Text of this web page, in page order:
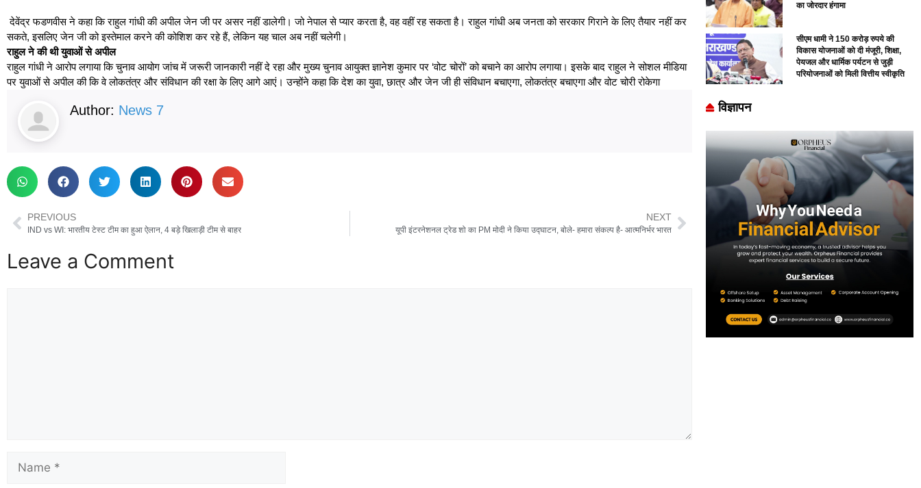
देवेंद्र फडणवीस ने कहा कि राहुल गांधी की अपील जेन जी पर असर नहीं डालेगी। जो नेपाल से प्यार करता है, वह वहीं रह सकता है। राहुल गांधी अब जनता को सरकार गिराने के लिए तैयार नहीं कर
सकते, इसलिए जेन जी को इस्तेमाल करने की कोशिश कर रहे हैं, लेकिन यह चाल अब नहीं चलेगी।
राहुल ने की थी युवाओं से अपील
राहुल गांधी ने आरोप लगाया कि चुनाव आयोग जांच में जरूरी जानकारी नहीं दे रहा और मुख्य चुनाव आयुक्त ज्ञानेश कुमार पर ‘वोट चोरों’ को बचाने का आरोप लगाया। इसके बाद राहुल ने सोशल मीडिया
पर युवाओं से अपील की कि वे लोकतंत्र और संविधान की रक्षा के लिए आगे आएं। उन्होंने कहा कि देश का युवा, छात्र और जेन जी ही संविधान बचाएगा, लोकतंत्र बचाएगा और वोट चोरी रोकेगा
Author: News 7
PREVIOUS
IND vs WI: भारतीय टेस्ट टीम का हुआ ऐलान, 4 बड़े खिलाड़ी टीम से बाहर
NEXT
यूपी इंटरनेशनल ट्रेड शो का PM मोदी ने किया उद्घाटन, बोले- हमारा संकल्प है- आत्मनिर्भर भारत
Leave a Comment
का जोरदार हंगामा
सीएम धामी ने 150 करोड़ रुपये की
विकास योजनाओं को दी मंजूरी, शिक्षा,
पेयजल और धार्मिक पर्यटन से जुड़ी
परियोजनाओं को मिली वित्तीय स्वीकृति
विज्ञापन